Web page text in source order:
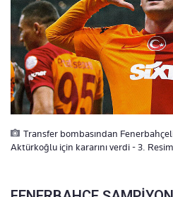
Transfer bombasından
Aktürkoğlu için kararını verdi - 3. Resim